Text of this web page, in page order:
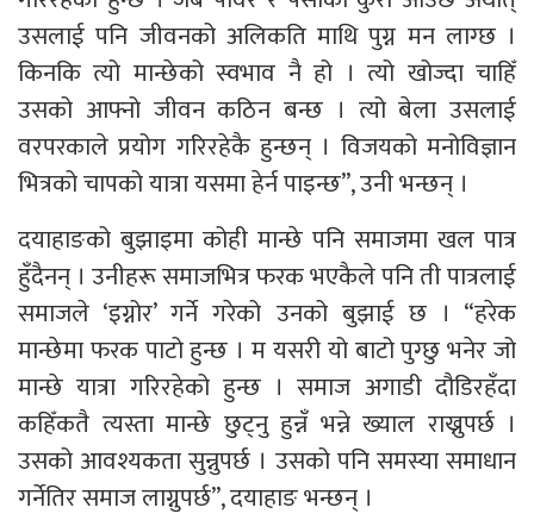
उसलाई पनि जीवनको अलिकति माथि पुग्न मन लाग्छ ।
किनकि त्यो मान्छेको स्वभाव नै हो । त्यो खोज्दा चाहिँ
उसको आफ्नो जीवन कठिन बन्छ । त्यो बेला उसलाई
वरपरकाले प्रयोग गरिरहेकै हुन्छन् । विजयको मनोविज्ञान
भित्रको चापको यात्रा यसमा हेर्न पाइन्छ”, उनी भन्छन् ।
दयाहाङको बुझाइमा कोही मान्छे पनि समाजमा खल पात्र
हुँदैनन् । उनीहरू समाजभित्र फरक भएकैले पनि ती पात्रलाई
समाजले ‘इग्नोर’ गर्ने गरेको उनको बुझाई छ । “हरेक
मान्छेमा फरक पाटो हुन्छ । म यसरी यो बाटो पुग्छु भनेर जो
मान्छे यात्रा गरिरहेको हुन्छ । समाज अगाडी दौडिरहँदा
कहिँकतै त्यस्ता मान्छे छुट्नु हुन्नँ भन्ने ख्याल राख्नुपर्छ ।
उसको आवश्यकता सुन्नुपर्छ । उसको पनि समस्या समाधान
गर्नेतिर समाज लाग्नुपर्छ”, दयाहाङ भन्छन् ।